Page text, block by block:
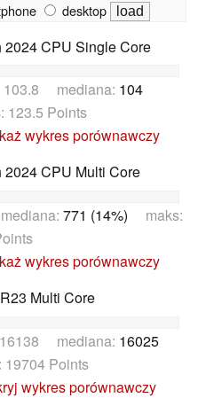
desktop
2024 CPU Single Core
103.8 mediana: 104
Points
wykres porównawczy
2024 CPU Multi Core
771 (14%) maks:
wykres porównawczy
Multi Core
mediana: 16025
Points
wykres porównawczy